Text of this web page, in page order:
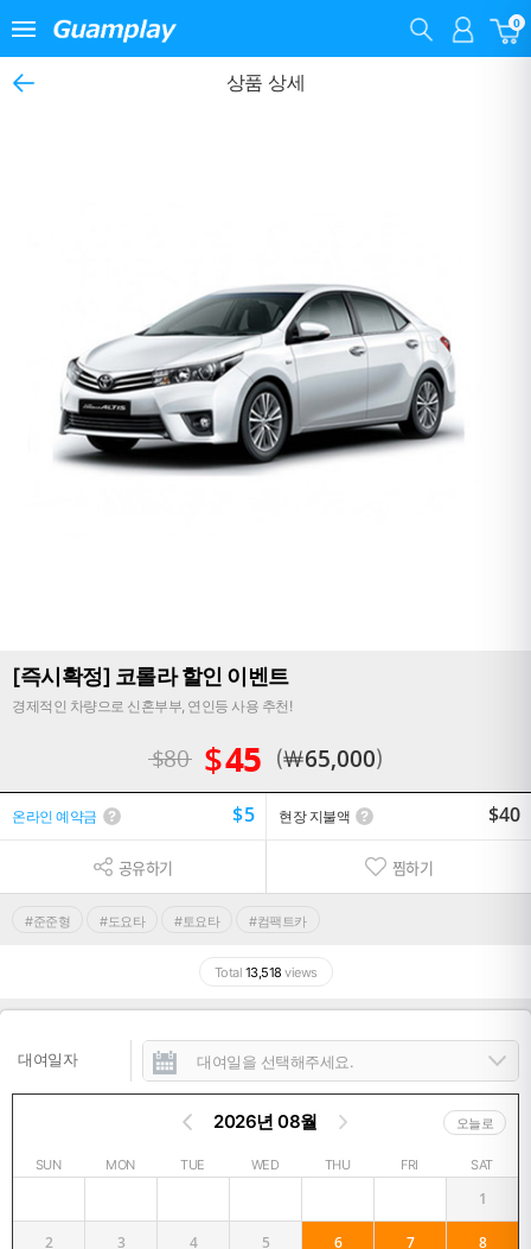
0
상품 상세
[즉시확정] 코롤라 할인 이벤트
경제적인 차량으로 신혼부부, 연인등 사용 추천!
￦65,000
$80 $45
온라인 예약금 $5 현장 지불액 $40
공유하기 찜하기
#준준형 #도요타 #토요타 #컴팩트카
Total 13,518 views
대여일자
2026년 08월 오늘로
SUN MON TUE WED THU FRI SAT
1
2 3 4 5 6 7 8